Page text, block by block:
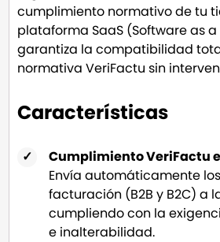
cumplimiento normativo de tu
plataforma SaaS (Software as a
garantiza la compatibilidad
normativa VeriFactu sin
Características
Cumplimiento VeriFactu
Envía automáticamente
facturación (B2B y B2C) a
cumpliendo con la
e inalterabilidad.